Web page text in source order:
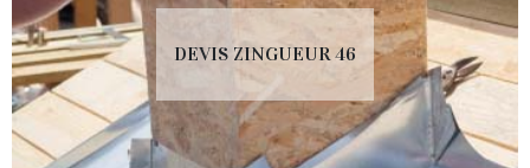
DEVIS ZINGUEUR 46